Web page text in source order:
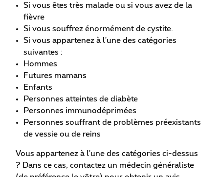
Si vous êtes très malade ou si vous avez de la
fièvre
Si vous souffrez énormément de cystite.
Si vous appartenez à l'une des catégories
suivantes :
Hommes
Futures mamans
Enfants
Personnes atteintes de diabète
Personnes immunodéprimées
Personnes souffrant de problèmes préexistants
de vessie ou de reins
Vous appartenez à l'une des catégories ci-dessus
? Dans ce cas, contactez un médecin généraliste